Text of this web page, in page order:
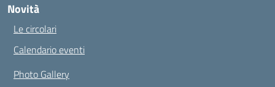
Novità
Le circolari
Calendario eventi
Photo Gallery